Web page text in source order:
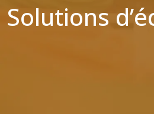
Solutions